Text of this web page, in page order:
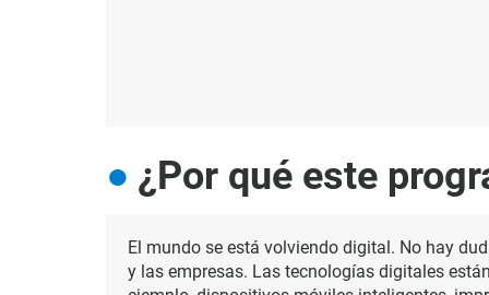
¿Por qué este
El mundo se está volviendo digital. No hay
y las empresas. Las tecnologías digitales